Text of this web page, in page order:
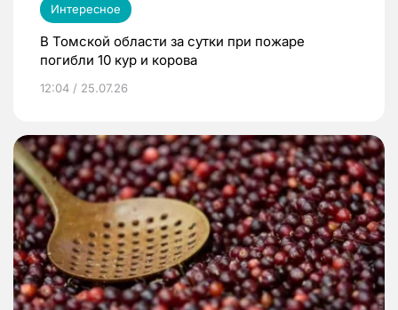
Интересное
В Томской области за сутки при пожаре
погибли 10 кур и корова
12:04 / 25.07.26